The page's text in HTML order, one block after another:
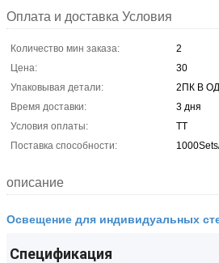
Оплата и доставка Условия
Количество мин заказа:
2
Цена:
30
Упаковывая детали:
2ПК В
Время доставки:
3 дня
Условия оплаты:
ТТ
Поставка способности:
описание
Освещение для индивидуальных
Спецификация